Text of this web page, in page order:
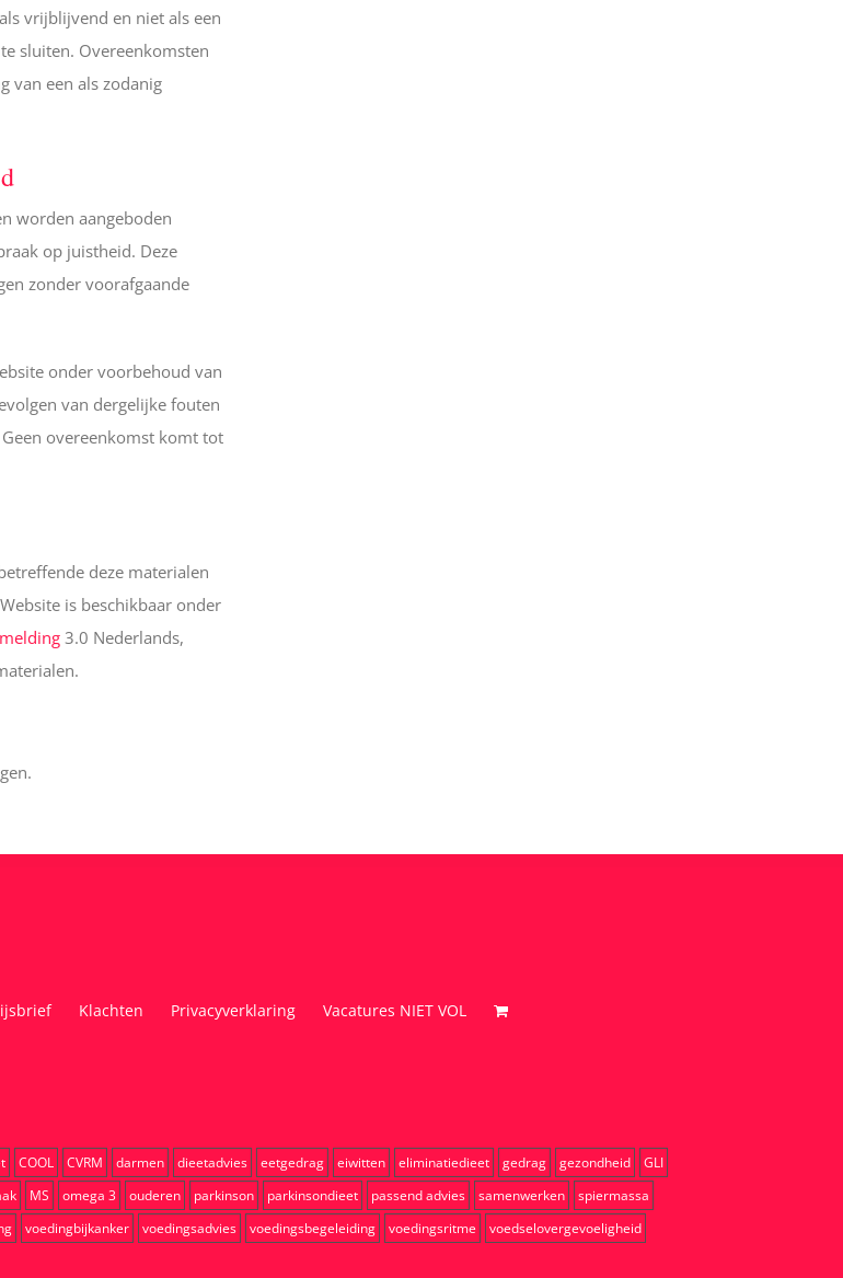
vrijblijvend en niet als een
sluiten. Overeenkomsten
van een als zodanig
worden aangeboden
op juistheid. Deze
zonder voorafgaande
onder voorbehoud van
van dergelijke fouten
overeenkomst komt tot
deze materialen
is beschikbaar onder
3.0 Nederlands,
Klachten Privacyverklaring Vacatures NIET VOL
COOL CVRM darmen dieetadvies eetgedrag eiwitten eliminatiedieet gedrag gezondheid
GLI
MS omega 3 ouderen parkinson parkinsondieet passend advies samenwerken
spiermassa
voedingbijkanker voedingsadvies voedingsbegeleiding voedingsritme voedselovergevoeligheid